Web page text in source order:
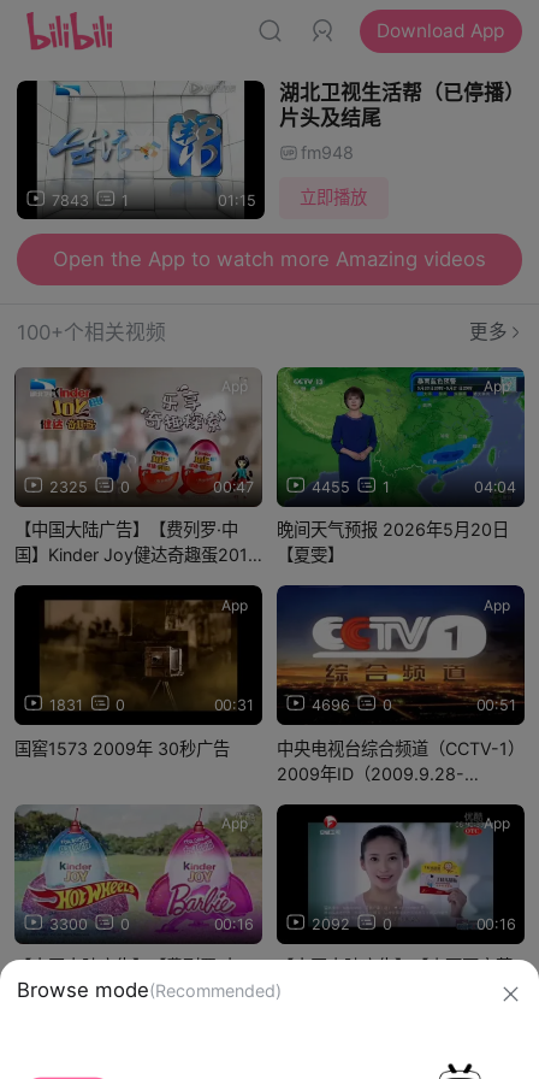
Download App
7843 1 01:15
湖北卫视生活帮（已停播）
片头及结尾
fm948
立即播放
Open the App to watch more Amazing videos
100+个相关视频 更多
2325 0 00:47
App
【中国大陆广告】【费列罗·中
国】Kinder Joy健达奇趣蛋2019
(30秒、15秒各一遍)(北京卫视、
湖北卫视版本)
4455 1 04:04
App
晚间天气预报 2026年5月20日
【夏雯】
1831 0 00:31
App
国窖1573 2009年 30秒广告
4696 0 00:51
App
中央电视台综合频道（CCTV-1）
2009年ID（2009.9.28-
3300 0 00:16
App
【中国大陆广告】【费列罗·中
国】Kinder Joy健达奇趣蛋/健达
2092 0 00:16
App
【中国大陆广告】【山西亚宝药
业】亚宝牌丁桂儿脐贴2010～
Browse mode(Recommended)